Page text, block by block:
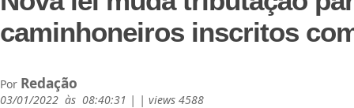
caminhoneiros inscritos
Por Redação
03/01/2022 às 08:40:31 | | views 4588